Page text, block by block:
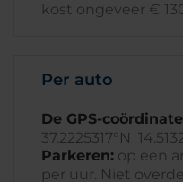
kost ongeveer €
Per auto
De GPS-
37.2225317°N
Parkeren: op een
per uur. Niet